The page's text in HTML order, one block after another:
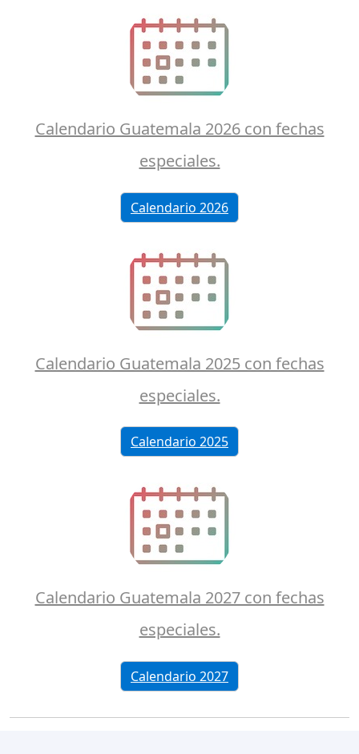
Calendario Guatemala 2026 con fechas
especiales.
Calendario 2026
Calendario Guatemala 2025 con fechas
especiales.
Calendario 2025
Calendario Guatemala 2027 con fechas
especiales.
Calendario 2027